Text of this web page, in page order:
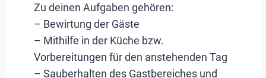
Zu deinen Aufgaben gehören:
– Bewirtung der Gäste
– Mithilfe in der Küche bzw.
Vorbereitungen für den anstehenden Tag
– Sauberhalten des Gastbereiches und